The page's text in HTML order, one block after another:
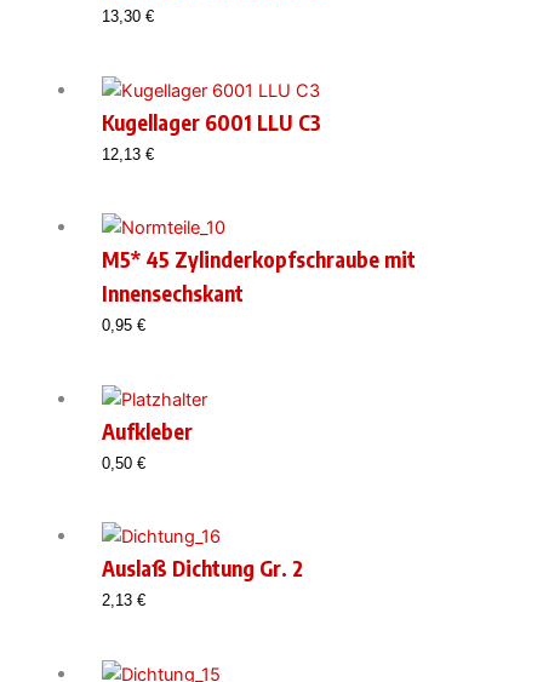
13,30 €
Kugellager 6001 LLU C3
12,13 €
M5* 45 Zylinderkopfschraube mit
Innensechskant
0,95 €
Aufkleber
0,50 €
Auslaß Dichtung Gr. 2
2,13 €